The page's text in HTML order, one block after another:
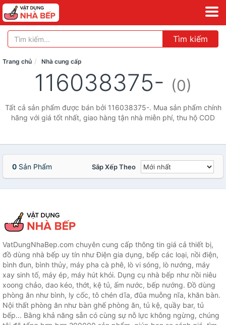
Tìm kiếm
Trang chủ Nhà cung cấp
116038375- (0)
Tất cả sản phẩm được bán bởi 116038375-. Mua sản phẩm chính
hãng với giá tốt nhất, giao hàng tận nhà miễn phí, thu hộ COD
0 Sản Phẩm Sắp Xếp Theo
VatDungNhaBep.com chuyên cung cấp thông tin giá cả thiết bị,
đồ dùng nhà bếp uy tín như Điện gia dụng, bếp các loại, nồi điện,
bình đun, bình thủy, máy pha cà phê, lò vi sóng, lò nướng, máy
xay sinh tố, máy ép, máy hút khói. Dụng cụ nhà bếp như nồi niêu
xoong chảo, dao kéo, thớt, kệ tủ, ấm nước, bếp nướng. Đồ dùng
phòng ăn như bình, ly cốc, tô chén dĩa, đũa muỗng nĩa, khăn bàn.
Nội thất phòng ăn như bàn ghế phòng ăn, tủ kệ, quầy bar, tủ
bếp... Bằng khả năng sẵn có cùng sự nỗ lực không ngừng, chúng